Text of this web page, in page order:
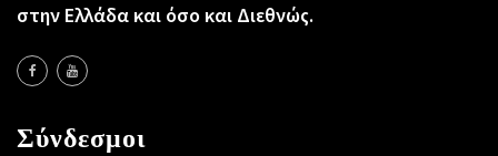
στην Ελλάδα και όσο και Διεθνώς.
Σύνδεσμοι